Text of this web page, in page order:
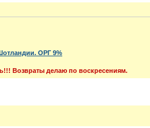
ОРГ 9%
Возвраты делаю по воскресениям.